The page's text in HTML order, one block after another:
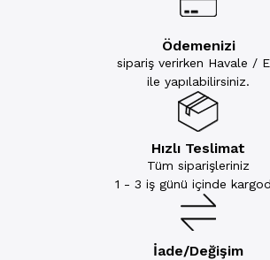
Ödemenizi
sipariş verirken Havale /
ile yapılabilirsiniz.
Hızlı Teslimat
Tüm siparişleriniz
1 - 3 iş günü içinde
İade/Değişim